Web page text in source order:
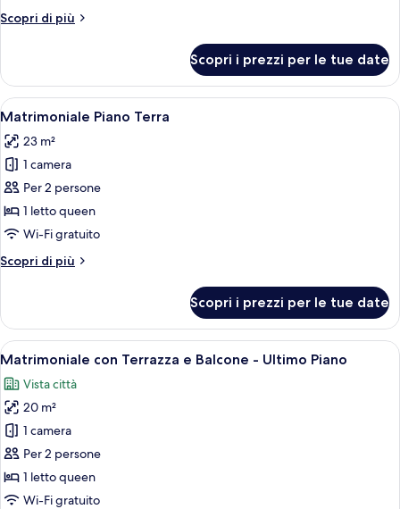
Ultimo
Scopri di più
Altri
con
Terrazza
-
Piano
Scopri i prezzi per le tue date
Apri
tutte
le
foto
per
Matrimoniale
Piano
Una camera d'albergo con un letto,
3
Matrimoniale Piano Terra
23 m²
1 camera
Per 2 persone
1 letto queen
Wi-Fi gratuito
Scopri di più
Altri
Piano
Terra
Scopri i prezzi per le tue date
Apri
tutte
le
foto
per
Matrimoniale
con
Terrazza
Una camera da letto con due letti,
6
Matrimoniale con Terrazza e Balcone - Ultimo Piano
Vista città
20 m²
1 camera
Per 2 persone
1 letto queen
Wi-Fi gratuito